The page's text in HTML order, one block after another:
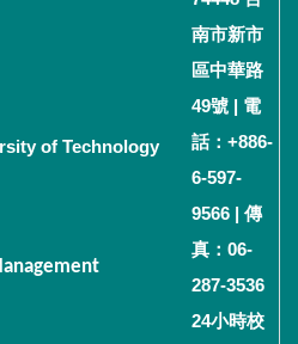
of Technology
南市新市
區中華路
49號 | 電
話：+886-
6-597-
9566 | 傳
真：06-
287-3536
24小時校